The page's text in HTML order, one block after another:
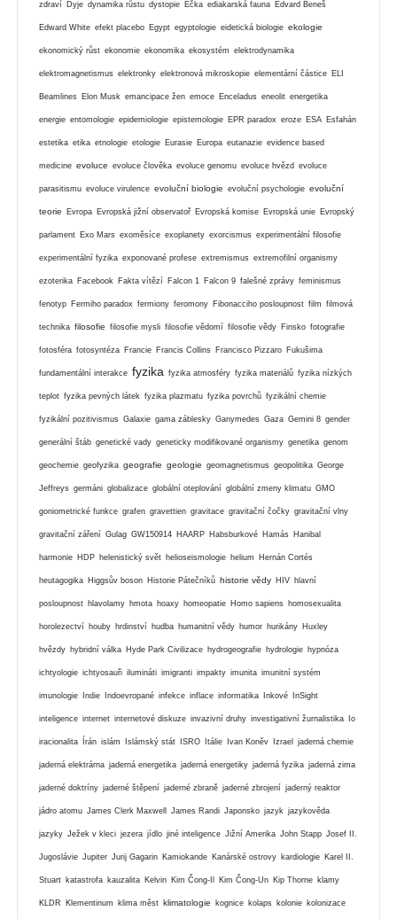
zdraví Dyje dynamika růstu dystopie Éčka ediakarská fauna Edvard Beneš
Edward White efekt placebo Egypt egyptologie eidetická biologie ekologie
ekonomický růst ekonomie ekonomika ekosystém elektrodynamika
elektromagnetismus elektronky elektronová mikroskopie elementární částice ELI
Beamlines Elon Musk emancipace žen emoce Enceladus eneolit energetika
energie entomologie epidemiologie epistemologie EPR paradox eroze ESA Esfahán
estetika etika etnologie etologie Eurasie Europa eutanazie evidence based
medicine evoluce evoluce člověka evoluce genomu evoluce hvězd evoluce
parasitismu evoluce virulence evoluční biologie evoluční psychologie evoluční
teorie Evropa Evropská jižní observatoř Evropská komise Evropská unie Evropský
parlament Exo Mars exoměsíce exoplanety exorcismus experimentální filosofie
experimentální fyzika exponované profese extremismus extremofilní organismy
ezoterika Facebook Fakta vítězí Falcon 1 Falcon 9 falešné zprávy feminismus
fenotyp Fermiho paradox fermiony feromony Fibonacciho posloupnost film filmová
technika filosofie filosofie mysli filosofie vědomí filosofie vědy Finsko fotografie
fotosféra fotosyntéza Francie Francis Collins Francisco Pizzaro Fukušima
fundamentální interakce fyzika fyzika atmosféry fyzika materiálů fyzika nízkých
teplot fyzika pevných látek fyzika plazmatu fyzika povrchů fyzikální chemie
fyzikální pozitivismus Galaxie gama záblesky Ganymedes Gaza Gemini 8 gender
generální štáb genetické vady geneticky modifikované organismy genetika genom
geochemie geofyzika geografie geologie geomagnetismus geopolitika George
Jeffreys germáni globalizace globální oteplování globální zmeny klimatu GMO
goniometrické funkce grafen gravettien gravitace gravitační čočky gravitační vlny
gravitační záření Gulag GW150914 HAARP Habsburkové Hamás Hanibal
harmonie HDP helenistický svět helioseismologie helium Hernán Cortés
heutagogika Higgsův boson Historie Pátečníků historie vědy HIV hlavní
posloupnost hlavolamy hmota hoaxy homeopatie Homo sapiens homosexualita
horolezectví houby hrdinství hudba humanitní vědy humor hurikány Huxley
hvězdy hybridní válka Hyde Park Civilizace hydrogeografie hydrologie hypnóza
ichtyologie ichtyosauři ilumináti imigranti impakty imunita imunitní systém
imunologie Indie Indoevropané infekce inflace informatika Inkové InSight
inteligence internet internetové diskuze invazivní druhy investigativní žurnalistika Io
iracionalita Írán islám Islámský stát ISRO Itálie Ivan Koněv Izrael jaderná chemie
jaderná elektrárna jaderná energetika jaderná energetiky jaderná fyzika jaderná zima
jaderné doktríny jaderné štěpení jaderné zbraně jaderné zbrojení jaderný reaktor
jádro atomu James Clerk Maxwell James Randi Japonsko jazyk jazykověda
jazyky Ježek v kleci jezera jídlo jiné inteligence Jižní Amerika John Stapp Josef II.
Jugoslávie Jupiter Jurij Gagarin Kamiokande Kanárské ostrovy kardiologie Karel II.
Stuart katastrofa kauzalita Kelvin Kim Čong-Il Kim Čong-Un Kip Thorne klamy
KLDR Klementinum klima měst klimatologie kognice kolaps kolonie kolonizace